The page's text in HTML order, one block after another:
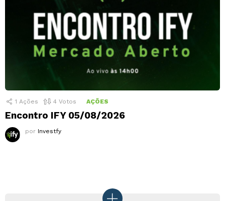
1 Ações 4 Votos AÇÕES
Encontro IFY 05/08/2026
por Investfy